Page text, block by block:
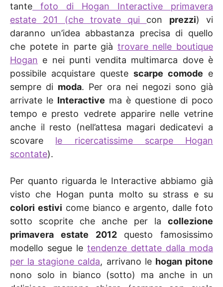
tante foto di Hogan Interactive primavera
estate 201 (che trovate qui con prezzi) vi
daranno un’idea abbastanza precisa di quello
che potete in parte già trovare nelle boutique
Hogan e nei punti vendita multimarca dove è
possibile acquistare queste scarpe comode e
sempre di moda. Per ora nei negozi sono già
arrivate le Interactive ma è questione di poco
tempo e presto vedrete apparire nelle vetrine
anche il resto (nell’attesa magari dedicatevi a
scovare le ricercatissime scarpe Hogan
scontate).
Per quanto riguarda le Interactive abbiamo già
visto che Hogan punta molto su strass e su
colori estivi come bianco e argento, dalle foto
sotto scoprite che anche per la collezione
primavera estate 2012questo famosissimo
modello segue le tendenze dettate dalla moda
per la stagione calda, arrivano le hogan pitone
nono solo in bianco (sotto) ma anche in un